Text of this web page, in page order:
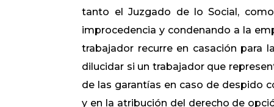
tanto el Juzgado de lo Social,
improcedencia y condenando a la
trabajador recurre en casación para
dilucidar si un trabajador que
de las garantías en caso de despido
y en la atribución del derecho de